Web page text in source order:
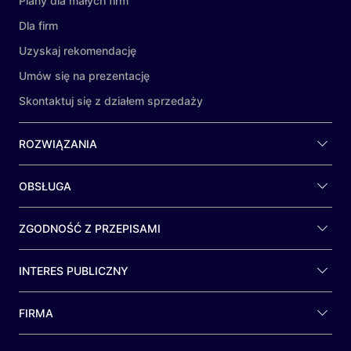
Dla firm
Uzyskaj rekomendację
Umów się na prezentację
Skontaktuj się z działem sprzedaży
ROZWIĄZANIA
OBSŁUGA
ZGODNOŚĆ Z PRZEPISAMI
INTERES PUBLICZNY
FIRMA